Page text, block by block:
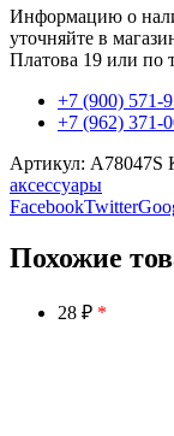
Информацию о
уточняйте в
Платова 19 или по
+7 (900) 571-
+7 (962) 371-
Артикул: A78047S
аксессуары
FacebookTwitter
Похожие
28 ₽ *